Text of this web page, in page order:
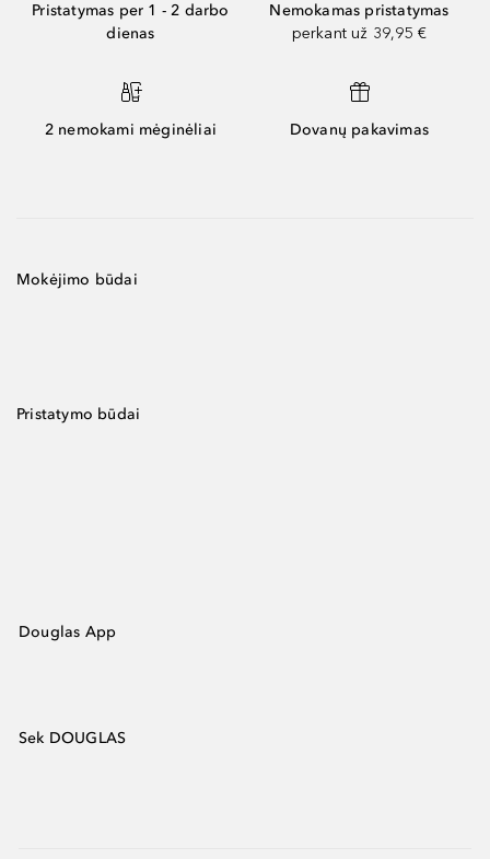
Pristatymas per 1 - 2 darbo
dienas
Nemokamas pristatymas
perkant už 39,95 €
2 nemokami mėginėliai Dovanų pakavimas
Mokėjimo būdai
Pristatymo būdai
Douglas App
Sek DOUGLAS